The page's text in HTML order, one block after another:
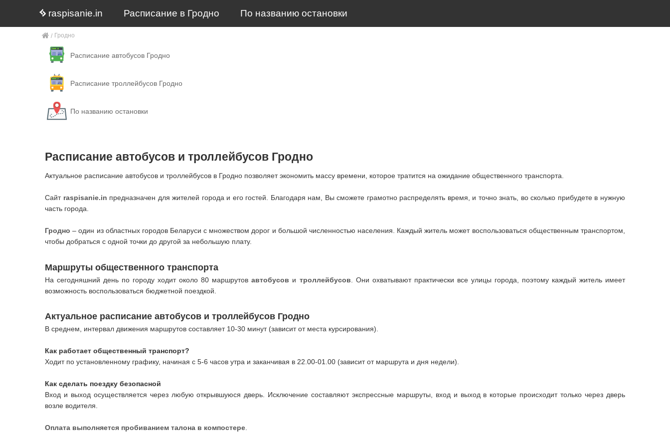
raspisanie.in Расписание в Гродно По названию остановки
Гродно
Расписание автобусов Гродно
Расписание троллейбусов Гродно
По названию остановки
Расписание автобусов и троллейбусов Гродно
Актуальное расписание автобусов и троллейбусов в Гродно позволяет экономить массу времени, которое тратится на ожидание общественного транспорта.
Сайт raspisanie.in предназначен для жителей города и его гостей. Благодаря нам, Вы сможете грамотно распределять время, и точно знать, во сколько прибудете в нужную
часть города.
Гродно – один из областных городов Беларуси с множеством дорог и большой численностью населения. Каждый житель может воспользоваться общественным транспортом,
чтобы добраться с одной точки до другой за небольшую плату.
Маршруты общественного транспорта
На сегодняшний день по городу ходит около 80 маршрутовавтобусов и троллейбусов . Они охватывают практически все улицы города, поэтому каждый житель имеет
возможность воспользоваться бюджетной поездкой.
Актуальное расписание автобусов и троллейбусов Гродно
В среднем, интервал движения маршрутов составляет 10-30 минут (зависит от места курсирования).
Как работает общественный транспорт?
Ходит по установленному графику, начиная с 5-6 часов утра и заканчивая в 22.00-01.00 (зависит от маршрута и дня недели).
Как сделать поездку безопасной
Вход и выход осуществляется через любую открывшуюся дверь. Исключение составляют экспрессные маршруты, вход и выход в которые происходит только через дверь
возле водителя.
Оплата выполняется пробиванием талона в компостере.